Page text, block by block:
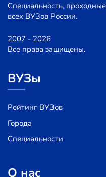
Специальность,
всех ВУЗов России.
2007 - 2026
Все права защищены.
ВУЗы
Рейтинг ВУЗов
Города
Специальности
О нас